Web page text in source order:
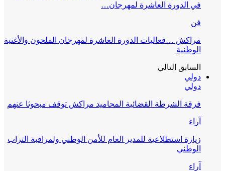
في الدورة العاشرة لمهرجان…
فن
مراكش …فعاليات الدورة العاشرة لمهرجان الملحون والأغنية
الوطنية
السابق التالي
دولي
دولي
فرقة الشرطة القضائية المحاميد مراكش توقف مبحوثا عنهم
آراء
زيارة استطلاعية للمدير العام للأمن الوطني ولمراقبة التراب
الوطني
آراء